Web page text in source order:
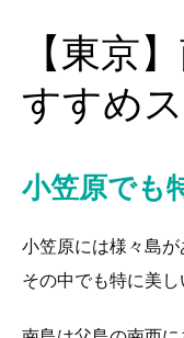
【東京
すすめ
小笠原でも
小笠原には様々島が
その中でも特に美し